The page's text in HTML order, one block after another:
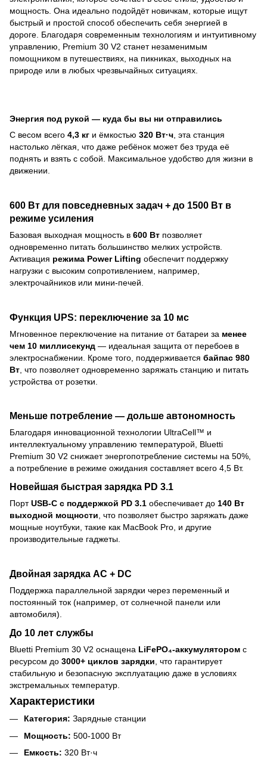
мощность. Она идеально подойдёт новичкам, которые ищут
быстрый и простой способ обеспечить себя энергией в
дороге. Благодаря современным технологиям и интуитивному
управлению, Premium 30 V2 станет незаменимым
помощником в путешествиях, на пикниках, выходных на
природе или в любых чрезвычайных ситуациях.
Энергия под рукой — куда бы вы ни отправились
С весом всего 4,3 кг и ёмкостью 320 Вт·ч , эта станция
настолько лёгкая, что даже ребёнок может без труда её
поднять и взять с собой. Максимальное удобство для жизни в
движении.
600 Вт для повседневных задач + до 1500 Вт в
режиме усиления
Базовая выходная мощность в 600 Вт позволяет
одновременно питать большинство мелких устройств.
Активация режима Power Lifting обеспечит поддержку
нагрузки с высоким сопротивлением, например,
электрочайников или мини-печей.
Функция UPS: переключение за 10 мс
Мгновенное переключение на питание от батареи за менее
чем 10 миллисекунд — идеальная защита от перебоев в
электроснабжении. Кроме того, поддерживается байпас 980
Вт , что позволяет одновременно заряжать станцию и питать
устройства от розетки.
Меньше потребление — дольше автономность
Благодаря инновационной технологии UltraCell™ и
интеллектуальному управлению температурой, Bluetti
Premium 30 V2 снижает энергопотребление системы на 50%,
а потребление в режиме ожидания составляет всего 4,5 Вт.
Новейшая быстрая зарядка PD 3.1
ПортUSB-C с поддержкой PD 3.1 обеспечивает до 140 Вт
выходной мощности , что позволяет быстро заряжать даже
мощные ноутбуки, такие как MacBook Pro, и другие
производительные гаджеты.
Двойная зарядка AC + DC
Поддержка параллельной зарядки через переменный и
постоянный ток (например, от солнечной панели или
автомобиля).
До 10 лет службы
Bluetti Premium 30 V2 оснащена LiFePO₄-аккумулятором с
ресурсом до 3000+ циклов зарядки , что гарантирует
стабильную и безопасную эксплуатацию даже в условиях
экстремальных температур.
Характеристики
Категория: Зарядные станции
Мощность: 500-1000 Вт
Емкость: 320 Вт·ч